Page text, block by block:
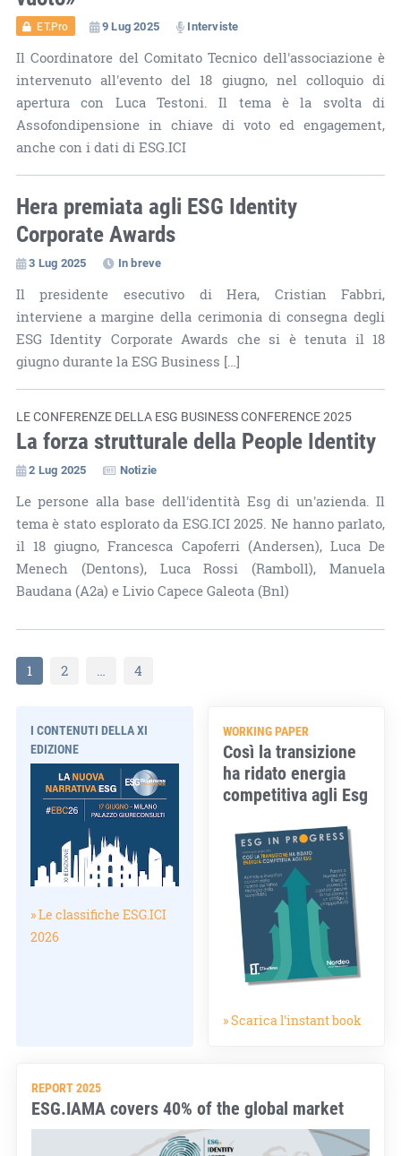
ET.Pro 9 Lug 2025 Interviste
Il Coordinatore del Comitato Tecnico dell'associazione è
intervenuto all'evento del 18 giugno, nel colloquio di
apertura con Luca Testoni. Il tema è la svolta di
Assofondipensione in chiave di voto ed engagement,
anche con i dati di ESG.ICI
Hera premiata agli ESG Identity
Corporate Awards
3 Lug 2025 In breve
Il presidente esecutivo di Hera, Cristian Fabbri,
interviene a margine della cerimonia di consegna degli
ESG Identity Corporate Awards che si è tenuta il 18
giugno durante la ESG Business […]
LE CONFERENZE DELLA ESG BUSINESS CONFERENCE 2025
La forza strutturale della People Identity
2 Lug 2025 Notizie
Le persone alla base dell'identità Esg di un'azienda. Il
tema è stato esplorato da ESG.ICI 2025. Ne hanno parlato,
il 18 giugno, Francesca Capoferri (Andersen), Luca De
Menech (Dentons), Luca Rossi (Ramboll), Manuela
Baudana (A2a) e Livio Capece Galeota (Bnl)
1 2 … 4
I CONTENUTI DELLA XI
EDIZIONE
» Le classifiche ESG.ICI
2026
WORKING PAPER
Così la transizione
ha ridato energia
competitiva agli Esg
» Scarica l'instant book
REPORT 2025
ESG.IAMA covers 40% of the global market